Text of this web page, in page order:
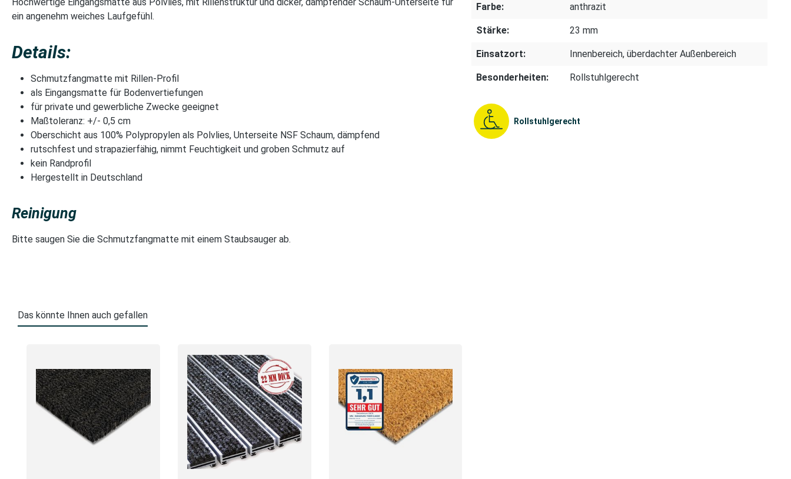
ein angenehm weiches Laufgefühl.
Details:
Schmutzfangmatte mit Rillen-Profil
als Eingangsmatte für Bodenvertiefungen
für private und gewerbliche Zwecke geeignet
Maßtoleranz: +/- 0,5 cm
Oberschicht aus 100% Polypropylen als Polvlies, Unterseite NSF Schaum, dämpfend
rutschfest und strapazierfähig, nimmt Feuchtigkeit und groben Schmutz auf
kein Randprofil
Hergestellt in Deutschland
Reinigung
Bitte saugen Sie die Schmutzfangmatte mit einem Staubsauger ab.
Farbe: anthrazit
Stärke: 23 mm
Einsatzort: Innenbereich, überdachter Außenbereich
Besonderheiten: Rollstuhlgerecht
Rollstuhlgerecht
Das könnte Ihnen auch gefallen